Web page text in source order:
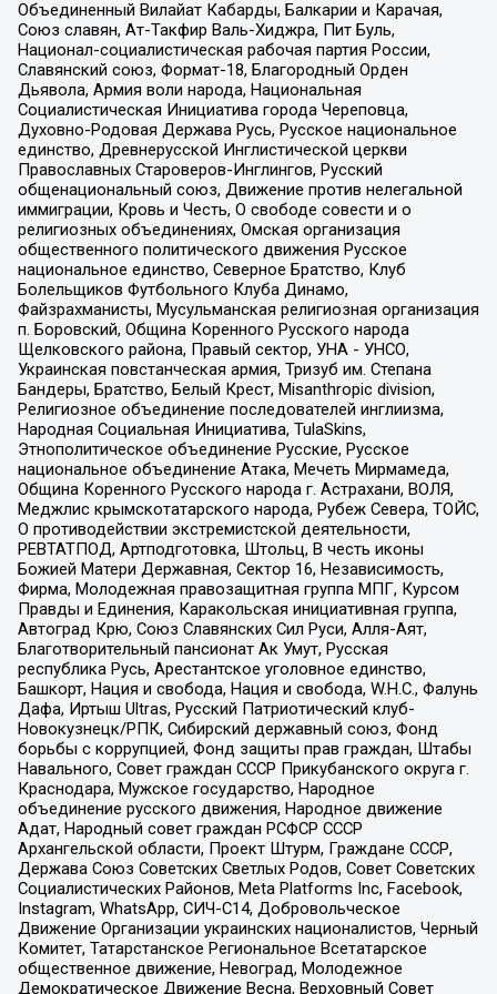
Объединенный Вилайат Кабарды, Балкарии и Карачая,
Союз славян, Ат-Такфир Валь-Хиджра, Пит Буль,
Национал-социалистическая рабочая партия России,
Славянский союз, Формат-18, Благородный Орден
Дьявола, Армия воли народа, Национальная
Социалистическая Инициатива города Череповца,
Духовно-Родовая Держава Русь, Русское национальное
единство, Древнерусской Инглистической церкви
Православных Староверов-Инглингов, Русский
общенациональный союз, Движение против нелегальной
иммиграции, Кровь и Честь, О свободе совести и о
религиозных объединениях, Омская организация
общественного политического движения Русское
национальное единство, Северное Братство, Клуб
Болельщиков Футбольного Клуба Динамо,
Файзрахманисты, Мусульманская религиозная организация
п. Боровский, Община Коренного Русского народа
Щелковского района, Правый сектор, УНА - УНСО,
Украинская повстанческая армия, Тризуб им. Степана
Бандеры, Братство, Белый Крест, Misanthropic division,
Религиозное объединение последователей инглиизма,
Народная Социальная Инициатива, TulaSkins,
Этнополитическое объединение Русские, Русское
национальное объединение Атака, Мечеть Мирмамеда,
Община Коренного Русского народа г. Астрахани, ВОЛЯ,
Меджлис крымскотатарского народа, Рубеж Севера, ТОЙС,
О противодействии экстремистской деятельности,
РЕВТАТПОД, Артподготовка, Штольц, В честь иконы
Божией Матери Державная, Сектор 16, Независимость,
Фирма, Молодежная правозащитная группа МПГ, Курсом
Правды и Единения, Каракольская инициативная группа,
Автоград Крю, Союз Славянских Сил Руси, Алля-Аят,
Благотворительный пансионат Ак Умут, Русская
республика Русь, Арестантское уголовное единство,
Башкорт, Нация и свобода, Нация и свобода, W.H.С., Фалунь
Дафа, Иртыш Ultras, Русский Патриотический клуб-
Новокузнецк/РПК, Сибирский державный союз, Фонд
борьбы с коррупцией, Фонд защиты прав граждан, Штабы
Навального, Совет граждан СССР Прикубанского округа г.
Краснодара, Мужское государство, Народное
объединение русского движения, Народное движение
Адат, Народный совет граждан РСФСР СССР
Архангельской области, Проект Штурм, Граждане СССР,
Держава Союз Советских Светлых Родов, Совет Советских
Социалистических Районов, Meta Platforms Inc, Facebook,
Instagram, WhatsApp, СИЧ-С14, Добровольческое
Движение Организации украинских националистов, Черный
Комитет, Татарстанское Региональное Всетатарское
общественное движение, Невоград, Молодежное
Демократическое Движение Весна, Верховный Совет